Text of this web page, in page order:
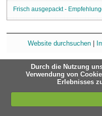
Frisch ausgepackt -
Website durchsuchen
Durch die Nutzung
Verwendung von
Erlebnisses